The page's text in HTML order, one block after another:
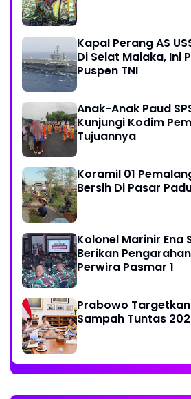
Kapal Perang AS
Di Selat Malaka, Ini
Puspen TNI
Anak-Anak Paud
Kunjungi Kodim
Tujuannya
Koramil 01
Bersih Di Pasar
Kolonel Marinir Ena
Berikan
Perwira Pasmar 1
Prabowo
Sampah Tuntas